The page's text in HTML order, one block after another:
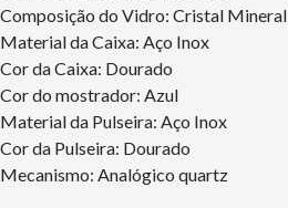
Composição do Vidro: Cristal Mineral
Material da Caixa: Aço Inox
Cor da Caixa: Dourado
Cor do mostrador: Azul
Material da Pulseira: Aço Inox
Cor da Pulseira: Dourado
Mecanismo: Analógico quartz